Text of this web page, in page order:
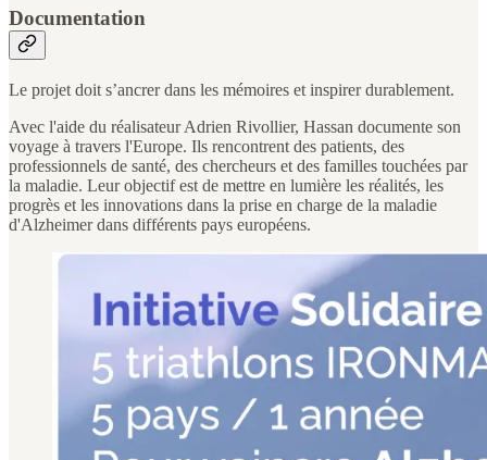
Documentation
Le projet doit s’ancrer dans les mémoires et inspirer durablement.
Avec l'aide du réalisateur Adrien Rivollier, Hassan documente son
voyage à travers l'Europe. Ils rencontrent des patients, des
professionnels de santé, des chercheurs et des familles touchées par
la maladie. Leur objectif est de mettre en lumière les réalités, les
progrès et les innovations dans la prise en charge de la maladie
d'Alzheimer dans différents pays européens.